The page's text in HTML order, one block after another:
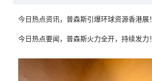
今日热点资讯，普森斯引爆环球资源香港展！
今日热点要闻，普森斯火力全开，持续发力！